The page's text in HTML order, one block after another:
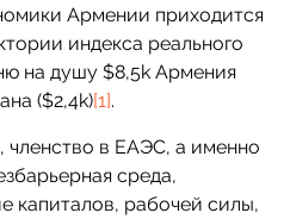
Армении приходится
индекса реального
на душу $8,5k Армения
($2,4k)[1].
членство в ЕАЭС, а именно
среда,
капиталов, рабочей силы,